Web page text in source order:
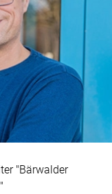
"Bärwalder